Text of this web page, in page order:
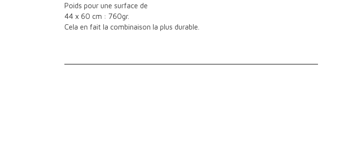
Poids pour une surface de
44 x 60 cm : 760gr.
Cela en fait la combinaison la plus durable.